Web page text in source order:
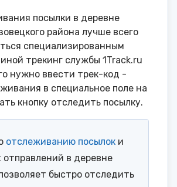
посылки в деревне
района лучше всего
специализированным
трекинг службы 1Track.ru
нужно ввести трек-код -
в специальное поле на
кнопку отследить посылку.
отслеживанию посылок и
отправлений в деревне
быстро отследить